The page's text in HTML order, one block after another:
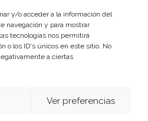
y/o acceder a la información del
navegación y para mostrar
tecnologías nos permitirá
o los ID's únicos en este sitio. No
a ciertas
Ver preferencias